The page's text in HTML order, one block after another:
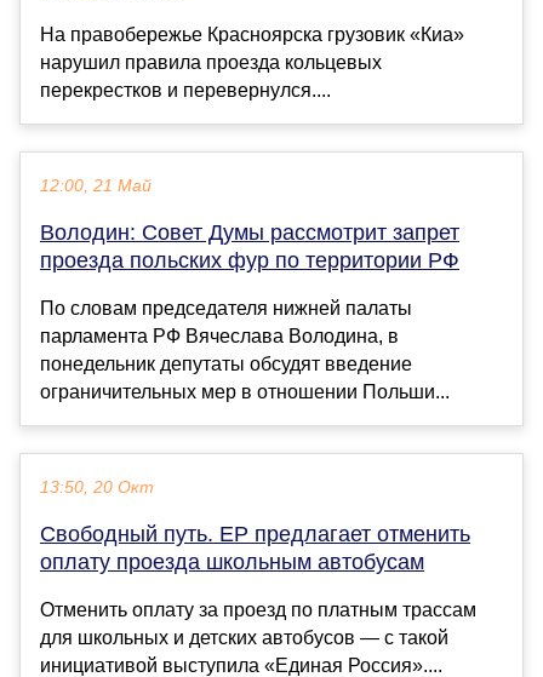
На правобережье Красноярска грузовик «Киа»
нарушил правила проезда кольцевых
перекрестков и перевернулся....
12:00, 21 Май
Володин: Совет Думы рассмотрит запрет
проезда польских фур по территории РФ
По словам председателя нижней палаты
парламента РФ Вячеслава Володина, в
понедельник депутаты обсудят введение
ограничительных мер в отношении Польши...
13:50, 20 Окт
Свободный путь. ЕР предлагает отменить
оплату проезда школьным автобусам
Отменить оплату за проезд по платным трассам
для школьных и детских автобусов — с такой
инициативой выступила «Единая Россия»....